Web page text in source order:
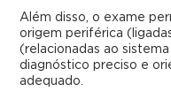
Além disso, o exame
origem periférica
(relacionadas ao
diagnóstico preciso e
adequado.